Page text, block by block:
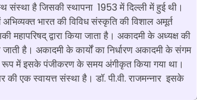
संस्था है जिसकी स्थापना 1953 में दिल्ली में हुई थी।
भारत की विविध संस्कृति की विशाल अमूर्त
द्वारा किया जाता है। अकादमी के अध्यक्ष की
है। अकादमी के कार्यों का निर्धारण अकादमी के संगम
रूप में इसके पंजीकरण के समय अंगीकृत किया गया था।
एक स्वायत्त संस्था है। डॉ. पी.वी. राजमन्नार इसके